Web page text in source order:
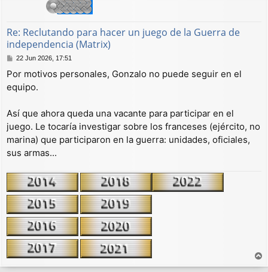
Re: Reclutando para hacer un juego de la Guerra de
independencia (Matrix)
M
n
s
e
22 Jun 2026, 17:51
Por motivos personales, Gonzalo no puede seguir en el
equipo.
Así que ahora queda una vacante para participar en el
juego. Le tocaría investigar sobre los franceses (ejército, no
marina) que participaron en la guerra: unidades, oficiales,
sus armas...
r